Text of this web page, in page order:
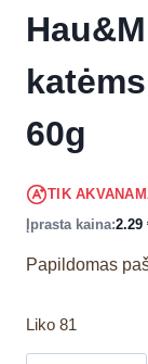
60g
TIK
Įprasta kaina:2.29
Papildomas
Liko 81